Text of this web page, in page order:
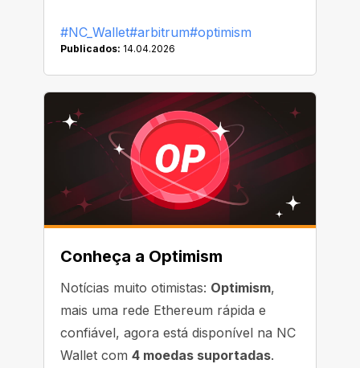
#NC_Wallet#arbitrum#optimism
Publicados: 14.04.2026
Conheça a Optimism
Notícias muito otimistas: Optimism,
mais uma rede Ethereum rápida e
confiável, agora está disponível na NC
Wallet com 4 moedas suportadas.